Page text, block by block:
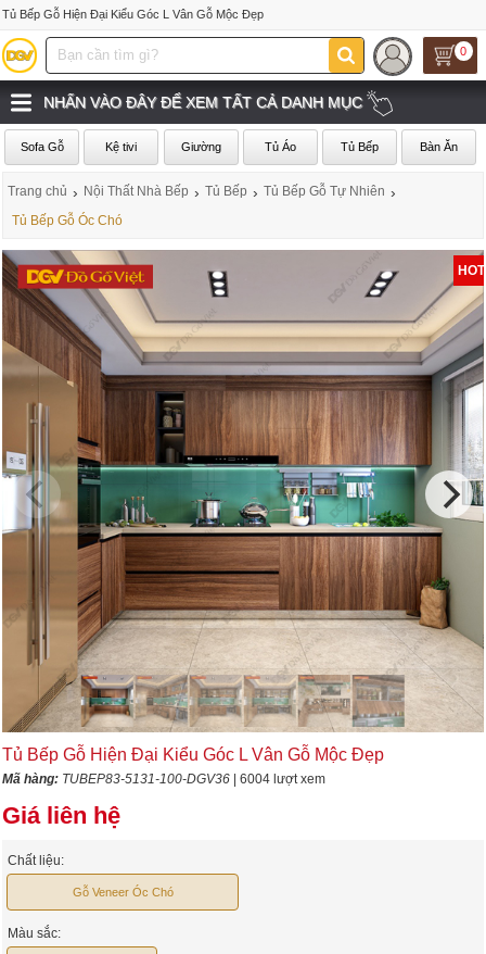
Tủ Bếp Gỗ Hiện Đại Kiểu Góc L Vân Gỗ Mộc Đẹp
0
NHẤN VÀO ĐÂY ĐỂ XEM TẤT CẢ DANH MỤC
Sofa Gỗ Kệ tivi Giường Tủ Áo Tủ Bếp Bàn Ăn
Trang chủ › Nội Thất Nhà Bếp › Tủ Bếp › Tủ Bếp Gỗ Tự Nhiên ›
Tủ Bếp Gỗ Óc Chó
HOT
Tủ Bếp Gỗ Hiện Đại Kiểu Góc L Vân Gỗ Mộc Đẹp
Mã hàng: TUBEP83-5131-100-DGV36 | 6004 lượt xem
Giá liên hệ
Chất liệu:
Gỗ Veneer Óc Chó
Màu sắc: